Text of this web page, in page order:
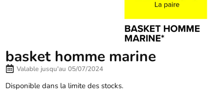
basket homme marine
Valable jusqu'au 05/07/2024
Disponible dans la limite des stocks.